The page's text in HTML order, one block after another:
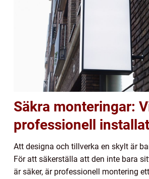
Säkra monteringar:
professionell
Att designa och tillverka en skylt är
För att säkerställa att den inte bara
är säker, är professionell montering